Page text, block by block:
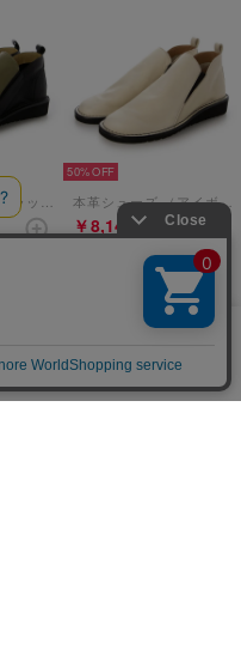
50%
本革シューズ （アイボリー）
￥8,140